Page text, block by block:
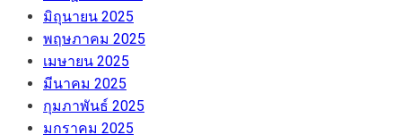
มิถุนายน 2025
พฤษภาคม 2025
เมษายน 2025
มีนาคม 2025
กุมภาพันธ์ 2025
มกราคม 2025